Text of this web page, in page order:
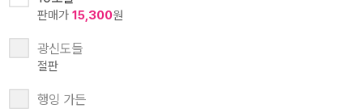
판매가 15,300원
광신도들
절판
행잉 가든